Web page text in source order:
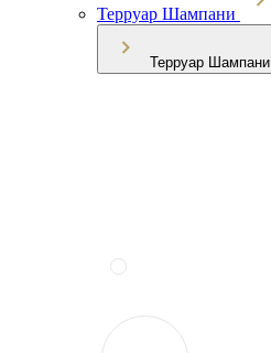
Терруар Шампани
Терруар Шампани